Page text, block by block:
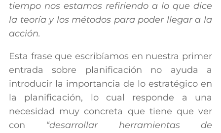
tiempo nos estamos refiriendo a lo que dice
la teoría y los métodos para poder llegar a la
acción.
Esta frase que escribíamos en nuestra primer
entrada sobre planificación no ayuda a
introducir la importancia de lo estratégico en
la planificación, lo cual responde a una
necesidad muy concreta que tiene que ver
con “desarrollar herramientas de